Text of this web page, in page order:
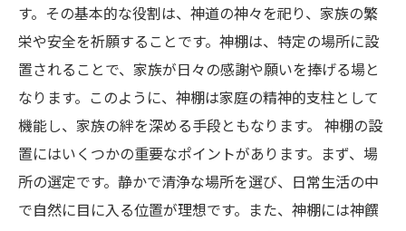
す。その基本的な役割は、神道の神々を祀り、家族の繁
栄や安全を祈願することです。神棚は、特定の場所に設
置されることで、家族が日々の感謝や願いを捧げる場と
なります。このように、神棚は家庭の精神的支柱として
機能し、家族の絆を深める手段ともなります。 神棚の設
置にはいくつかの重要なポイントがあります。まず、場
所の選定です。静かで清浄な場所を選び、日常生活の中
で自然に目に入る位置が理想です。また、神棚には神饌